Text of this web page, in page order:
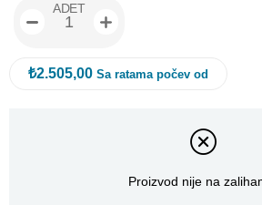
ADET
₺2.505,00 Sa ratama počev od
Proizvod nije na